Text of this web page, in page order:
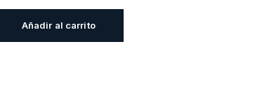
Añadir al carrito